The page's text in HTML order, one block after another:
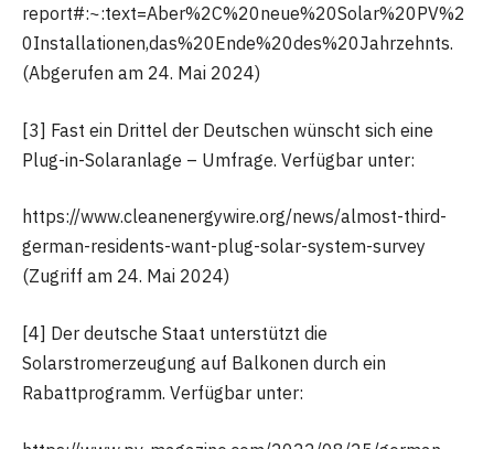
report#:~:text=Aber%2C%20neue%20Solar%20PV%2
0Installationen,das%20Ende%20des%20Jahrzehnts.
(Abgerufen am 24. Mai 2024)
[3] Fast ein Drittel der Deutschen wünscht sich eine
Plug-in-Solaranlage – Umfrage. Verfügbar unter:
https://www.cleanenergywire.org/news/almost-third-
german-residents-want-plug-solar-system-survey
(Zugriff am 24. Mai 2024)
[4] Der deutsche Staat unterstützt die
Solarstromerzeugung auf Balkonen durch ein
Rabattprogramm. Verfügbar unter: